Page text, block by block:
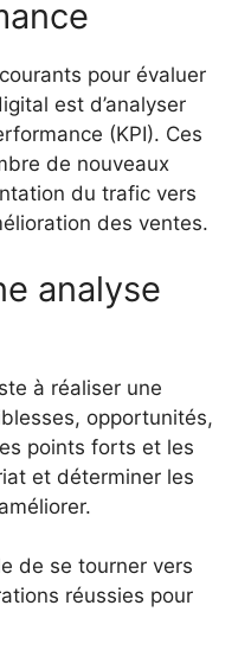
pour évaluer
est d’analyser
(KPI). Ces
de nouveaux
du trafic vers
des ventes.
analyse
à réaliser une
opportunités,
points forts et les
et déterminer les
de se tourner vers
réussies pour